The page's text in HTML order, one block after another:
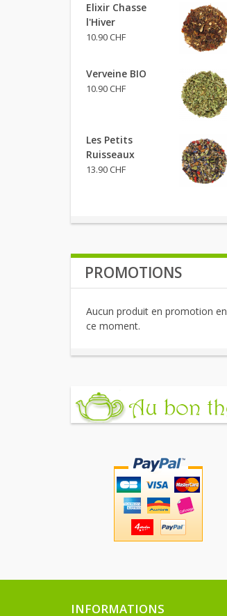
Elixir Chasse
l'Hiver
10.90 CHF
Verveine BIO
10.90 CHF
Les Petits
Ruisseaux
13.90 CHF
PROMOTIONS
Aucun produit en promotion en
ce moment.
INFORMATIONS